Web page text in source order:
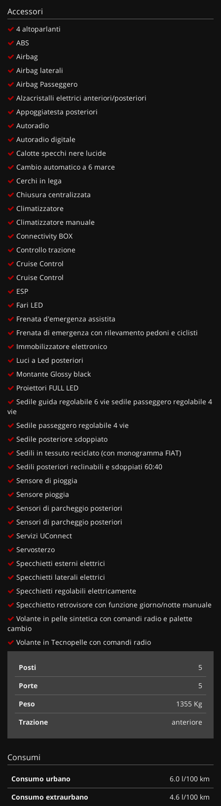
Accessori
4 altoparlanti
ABS
Airbag
Airbag laterali
Airbag Passeggero
Alzacristalli elettrici anteriori/posteriori
Appoggiatesta posteriori
Autoradio
Autoradio digitale
Calotte specchi nere lucide
Cambio automatico a 6 marce
Cerchi in lega
Chiusura centralizzata
Climatizzatore
Climatizzatore manuale
Connectivity BOX
Controllo trazione
Cruise Control
Cruise Control
ESP
Fari LED
Frenata d'emergenza assistita
Frenata di emergenza con rilevamento pedoni e ciclisti
Immobilizzatore elettronico
Luci a Led posteriori
Montante Glossy black
Proiettori FULL LED
Sedile guida regolabile 6 vie sedile passeggero regolabile 4
vie
Sedile passeggero regolabile 4 vie
Sedile posteriore sdoppiato
Sedili in tessuto reciclato (con monogramma FIAT)
Sedili posteriori reclinabili e sdoppiati 60:40
Sensore di pioggia
Sensore pioggia
Sensori di parcheggio posteriori
Sensori di parcheggio posteriori
Servizi UConnect
Servosterzo
Specchietti esterni elettrici
Specchietti laterali elettrici
Specchietti regolabili elettricamente
Specchietto retrovisore con funzione giorno/notte manuale
Volante in pelle sintetica con comandi radio e palette
cambio
Volante in Tecnopelle con comandi radio
Posti
5
Porte
5
Peso
1355 Kg
Trazione
anteriore
Consumi
Consumo urbano
6.0 l/100 km
Consumo extraurbano
4.6 l/100 km